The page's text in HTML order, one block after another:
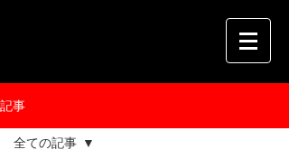
記事
全ての記事